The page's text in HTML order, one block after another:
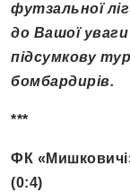
футзальної
до Вашої
підсумкову
бомбардирів.
***
ФК
(0:4)